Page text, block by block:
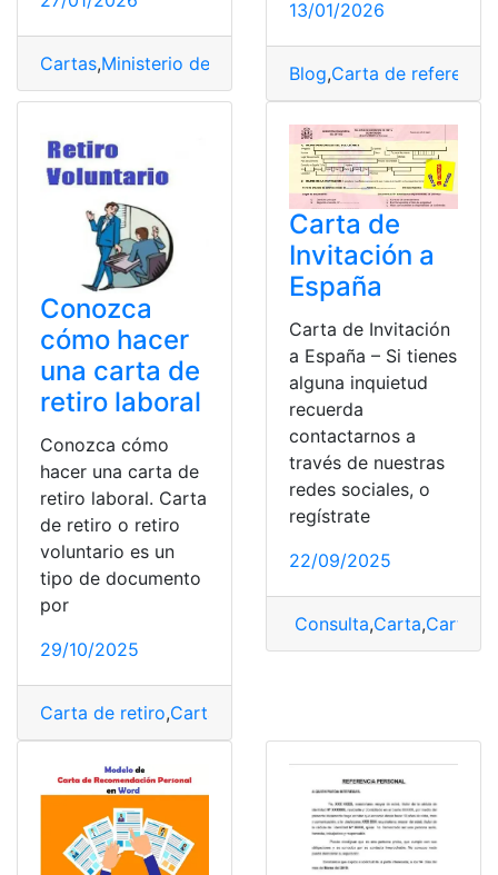
Cartas,Ministerio de trabajo Modelo Tecnología
13/01/2026
Blog,Carta de referencia
Conozca
cómo hacer
una carta de
retiro laboral
Conozca cómo
hacer una carta de
retiro laboral. Carta
de retiro o retiro
voluntario es un
tipo de documento
por
29/10/2025
Carta de retiro,Cartas
Carta de
Invitación a
España
Carta de Invitación
a España – Si tienes
alguna inquietud
recuerda
contactarnos a
través de nuestras
redes sociales, o
regístrate
22/09/2025
Consulta,Carta,Carta